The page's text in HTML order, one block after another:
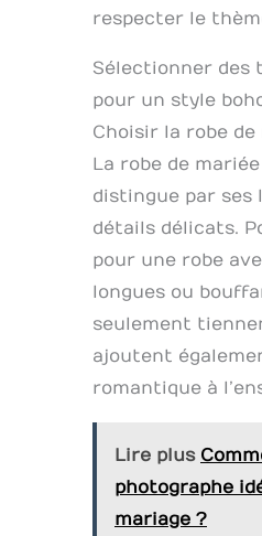
respecter le
Sélectionner des
pour un style
Choisir la robe de
La robe de
distingue par ses
détails délicats.
pour une robe
longues ou
seulement
ajoutent
romantique à
Lire plus
photographe
mariage ?